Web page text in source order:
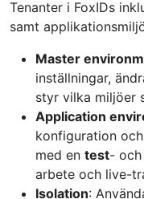
Tenanter i FoxIDs
samt
Master
inställningar,
styr vilka miljöer
Application
konfiguration
med en test- och
arbete och live-
Isolation: